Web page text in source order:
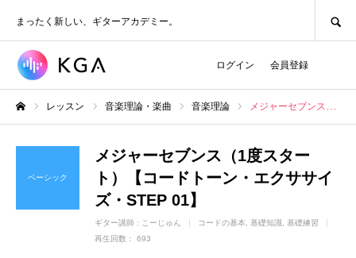
まったく新しい、ギターアカデミー。
ログイン 会員登録
レッスン 音楽理論・楽曲 音楽理論 メジャーセブンス（1度スタート）【コードトーン・エクササイズ・STEP 01】
ベーシック
メジャーセブンス（1度スター
ト）【コードトーン・エクササイ
ズ・STEP 01】
ギター講師 : こーじゅん コードの基本 基礎知識
基礎練習
再生回数： 693